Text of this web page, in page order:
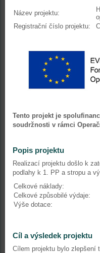
Název projektu:
Registrační číslo projektu:
Tento projekt je
soudržnosti v rámci
Popis projektu
Realizací projektu došlo k
podlahy k 1. PP a stropu a
Celkové náklady:
Celkové způsobilé výdaje:
Výše dotace:
Cíl a výsledek projektu
Cílem projektu bylo zlepšení